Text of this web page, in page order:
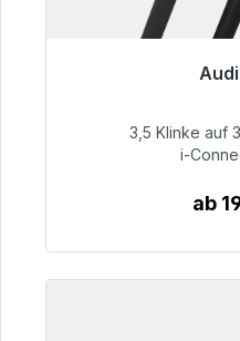
3,5 Klinke auf
i-
ab